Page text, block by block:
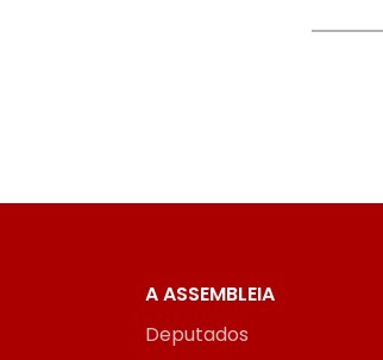
A ASSEMBLEIA
Deputados